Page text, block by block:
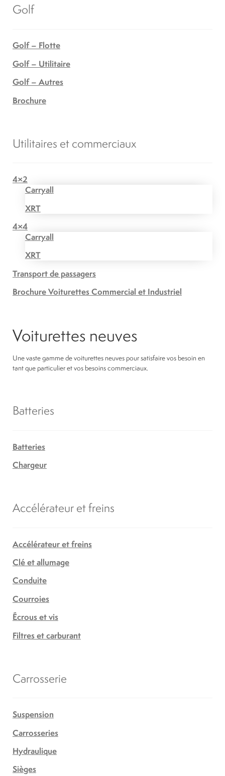
Golf
Golf – Flotte
Golf – Utilitaire
Golf – Autres
Brochure
Utilitaires et commerciaux
4×2
Carryall
XRT
4×4
Carryall
XRT
Transport de passagers
Brochure Voiturettes Commercial et Industriel
Voiturettes neuves
Une vaste gamme de voiturettes neuves pour satisfaire vos besoin en
tant que particulier et vos besoins commerciaux.
Batteries
Batteries
Chargeur
Accélérateur et freins
Accélérateur et freins
Clé et allumage
Conduite
Courroies
Écrous et vis
Filtres et carburant
Carrosserie
Suspension
Carrosseries
Hydraulique
Sièges